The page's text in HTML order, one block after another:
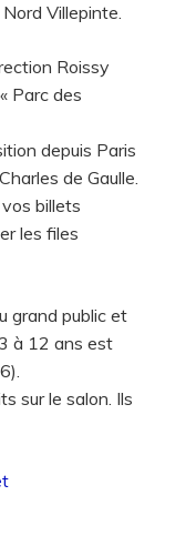
Villepinte.
Roissy
Parc des
depuis Paris
de Gaulle.
billets
les files
grand public et
à 12 ans est
sur le salon. Ils